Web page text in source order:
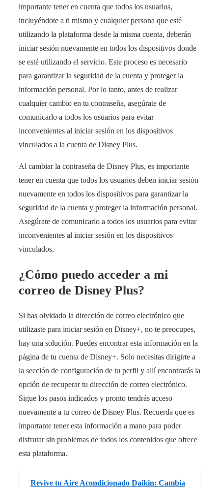
importante tener en cuenta que todos los usuarios,
incluyéndote a ti mismo y cualquier persona que esté
utilizando la plataforma desde la misma cuenta, deberán
iniciar sesión nuevamente en todos los dispositivos donde
se esté utilizando el servicio. Este proceso es necesario
para garantizar la seguridad de la cuenta y proteger la
información personal. Por lo tanto, antes de realizar
cualquier cambio en tu contraseña, asegúrate de
comunicarlo a todos los usuarios para evitar
inconvenientes al iniciar sesión en los dispositivos
vinculados a la cuenta de Disney Plus.
Al cambiar la contraseña de Disney Plus, es importante
tener en cuenta que todos los usuarios deben iniciar sesión
nuevamente en todos los dispositivos para garantizar la
seguridad de la cuenta y proteger la información personal.
Asegúrate de comunicarlo a todos los usuarios para evitar
inconvenientes al iniciar sesión en los dispositivos
vinculados.
¿Cómo puedo acceder a mi
correo de Disney Plus?
Si has olvidado la dirección de correo electrónico que
utilizaste para iniciar sesión en Disney+, no te preocupes,
hay una solución. Puedes encontrar esta información en la
página de tu cuenta de Disney+. Solo necesitas dirigirte a
la sección de configuración de tu perfil y allí encontrarás la
opción de recuperar tu dirección de correo electrónico.
Sigue los pasos indicados y pronto tendrás acceso
nuevamente a tu correo de Disney Plus. Recuerda que es
importante tener esta información a mano para poder
disfrutar sin problemas de todos los contenidos que ofrece
esta plataforma.
Revive tu Aire Acondicionado Daikin: Cambia